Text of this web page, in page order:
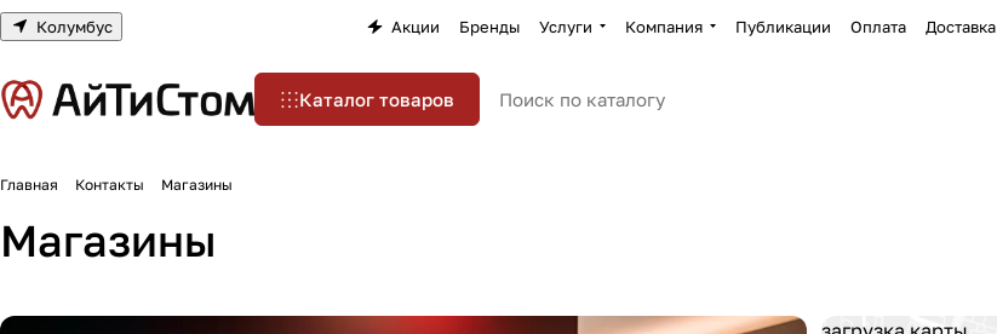
Колумбус Акции Бренды Услуги Компания Публикации Оплата Доставка
Каталог товаров
Главная Контакты Магазины
Магазины